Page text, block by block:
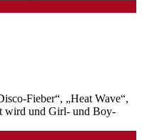
Fieber“, „Heat Wave“,
wird und Girl- und Boy-